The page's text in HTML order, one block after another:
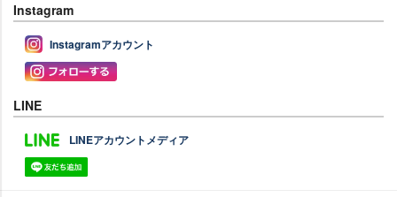
Instagram
Instagramアカウント
LINE
LINEアカウントメディア